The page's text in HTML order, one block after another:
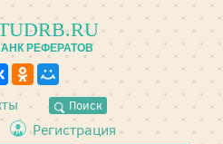
РЕФЕРАТОВ
Поиск
Регистрация